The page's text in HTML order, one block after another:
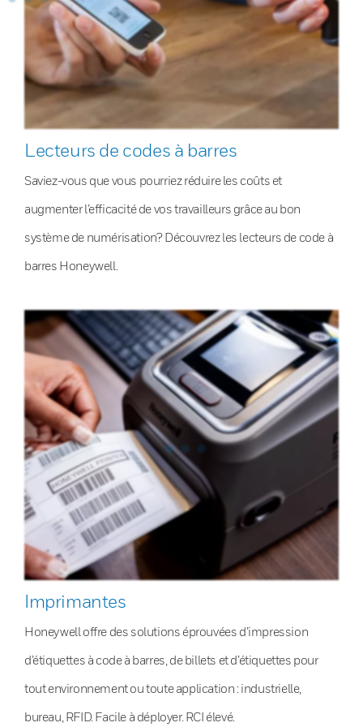
Lecteurs de codes à barres
Saviez-vous que vous pourriez réduire les coûts et
augmenter l’efficacité de vos travailleurs grâce au bon
système de numérisation? Découvrez les lecteurs de code à
barres Honeywell.
Imprimantes
Honeywell offre des solutions éprouvées d’impression
d’étiquettes à code à barres, de billets et d’étiquettes pour
tout environnement ou toute application : industrielle,
bureau, RFID. Facile à déployer. RCI élevé.